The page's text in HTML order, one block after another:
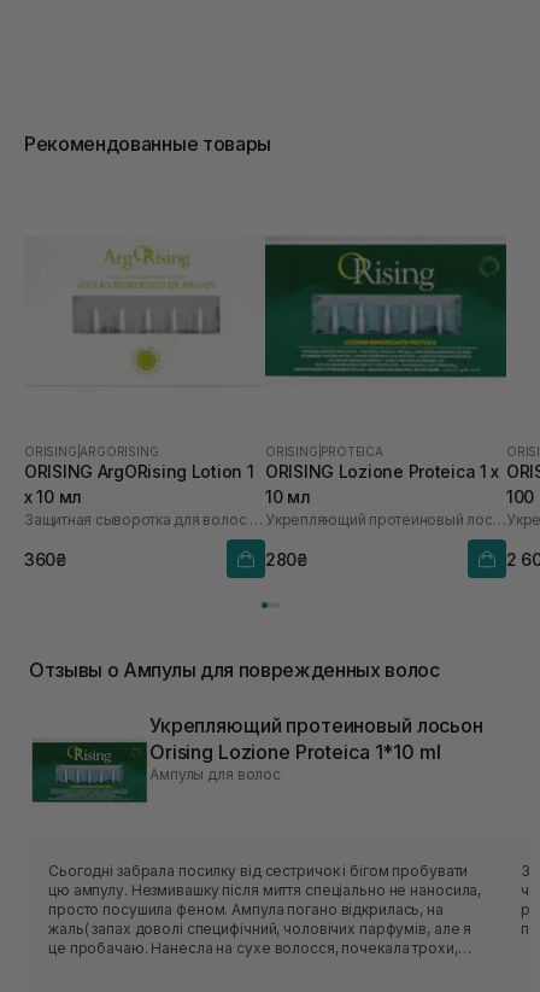
Рекомендованные товары
ORISING ARGORISING
ORISING ArgORising Lotion 1
х 10 мл
Защитная сыворотка для волос с аргановым маслом био
360₴
ORISING PROTEICA
ORISING Lozione Proteica 1 х
10 мл
Укрепляющий протеиновый лосьон
280₴ 2
Отзывы о Ампулы для поврежденных волос
Укрепляющий протеиновый лосьон
Orising Lozione Proteica 1*10 ml
Ампулы для волос
Сьогодні забрала посилку від сестричок і бігом пробувати
цю ампулу. Незмивашку після миття спеціально не наносила,
просто посушила феном. Ампула погано відкрилась, на
жаль( запах доволі специфічний, чоловічих парфумів, але я
це пробачаю. Нанесла на сухе волосся, почекала трохи,